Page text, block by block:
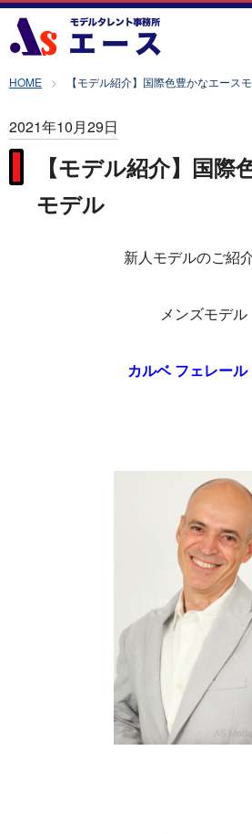
HOME 【モデル紹介】国際色豊かなエース
2021年10月29日
【モデル紹介】国際
モデル
新人モデルのご紹
メンズモデル
カルベ フェレール